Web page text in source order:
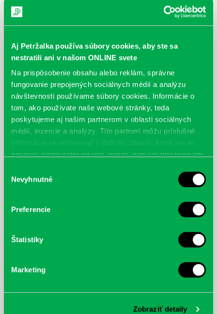
Aj Petržalka používa súbory cookies, aby ste sa
nestratili ani v našom ONLINE svete
Na prispôsobenie obsahu alebo reklám, správne
fungovanie prepojených sociálnych médií a analýzu
návštevnosti používame súbory cookies. Informácie o
tom, ako používate naše webové stránky, teda
poskytujeme aj našim partnerom v oblasti sociálnych
médií, inzercie a analýzy. Títo partneri môžu príslušné
informácie skombinovať s ďalšími údajmi, ktoré ste im
poskytli, alebo ktoré od vás získali, keď ste používali ich
súhlasu
Nevyhnutné
Preferencie
Štatistiky
Marketing
Zobraziť detaily
McGrath, Andy: Tadej Pogačar:
nezastaviteľný